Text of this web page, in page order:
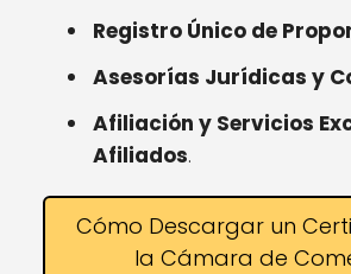
Registro Único de
Asesorías Jurídicas y
Afiliación y Servicios
Afiliados.
Cómo Descargar un
la Cámara de